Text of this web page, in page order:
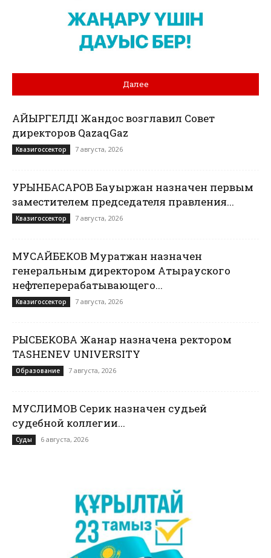
Далее
ҚАЙЫРГЕЛДІ Жандос возглавил Совет
директоров QazaqGaz
Квазигоссектор 7 августа, 2026
УРЫНБАСАРОВ Бауыржан назначен первым
заместителем председателя правления...
Квазигоссектор 7 августа, 2026
МУСАЙБЕКОВ Муратжан назначен
генеральным директором Атырауского
нефтеперерабатывающего...
Квазигоссектор 7 августа, 2026
РЫСБЕКОВА Жанар назначена ректором
TASHENEV UNIVERSITY
Образование 7 августа, 2026
МУСЛИМОВ Серик назначен судьей
судебной коллегии...
Суды 6 августа, 2026